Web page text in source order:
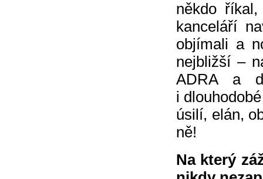
někdo
kanceláří
objímali a
nejbližší –
ADRA a
i
úsilí, elán,
ně!
Na který